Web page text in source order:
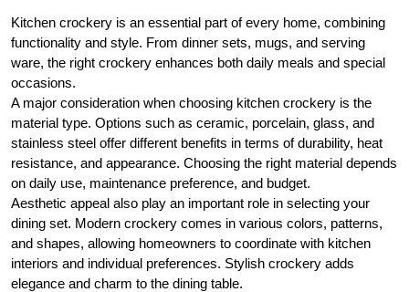
Kitchen crockery is an essential part of every home, combining
functionality and style. From dinner sets, mugs, and serving
ware, the right crockery enhances both daily meals and special
occasions.
A major consideration when choosing kitchen crockery is the
material type. Options such as ceramic, porcelain, glass, and
stainless steel offer different benefits in terms of durability, heat
resistance, and appearance. Choosing the right material depends
on daily use, maintenance preference, and budget.
Aesthetic appeal also play an important role in selecting your
dining set. Modern crockery comes in various colors, patterns,
and shapes, allowing homeowners to coordinate with kitchen
interiors and individual preferences. Stylish crockery adds
elegance and charm to the dining table.